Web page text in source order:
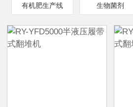
有机肥生产线 生物菌剂